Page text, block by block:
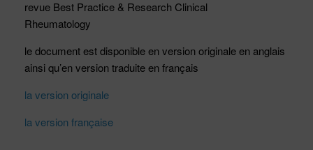
revue Best Practice & Research Clinical
Rheumatology
le document est disponible en version originale en anglais
ainsi qu’en version traduite en français
la version originale
la version française